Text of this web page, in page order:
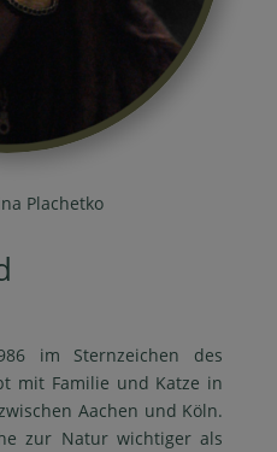
Plachetko
im Sternzeichen des
mit Familie und Katze in
Aachen und Köln.
zur Natur wichtiger als